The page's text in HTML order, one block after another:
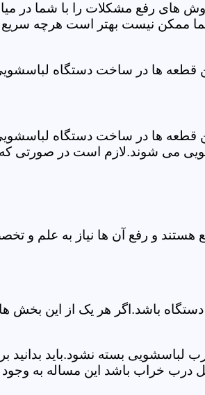
های رفع مشکلات را با شما در
ممکن نیست بهتر است هرچه سریع
قطعه ها در ساخت دستگاه
قطعه ها در ساخت دستگاه
می شوند.لازم است در صورتی که
و رفع آن ها نیاز به علم و تخصص
باشد.اگر هر یک از این بخش ها
بسته نشود.باید بدانید
درب خراب باشد این مساله به وجود